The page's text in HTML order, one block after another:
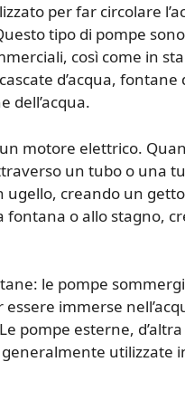
per far circolare
tipo di pompe
così come in
d’acqua, fontane
dell’acqua.
motore elettrico.
un tubo o una
creando un getto
fontana o allo stagno,
le pompe
immerse
pompe esterne,
utilizzate